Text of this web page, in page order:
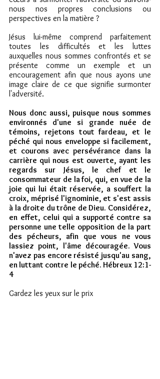
nous nos propres conclusions ou
perspectives en la matière ?
Jésus lui-même comprend parfaitement
toutes les difficultés et les luttes
auxquelles nous sommes confrontés et se
présente comme un exemple et un
encouragement afin que nous ayons une
image claire de ce que signifie surmonter
l'adversité.
Nous donc aussi, puisque nous sommes
environnés d'une si grande nuée de
témoins, rejetons tout fardeau, et le
péché qui nous enveloppe si facilement,
et courons avec persévérance dans la
carrière qui nous est ouverte, ayant les
regards sur Jésus, le chef et le
consommateur de la foi, qui, en vue de la
joie qui lui était réservée, a souffert la
croix, méprisé l'ignominie, et s'est assis
à la droite du trône de Dieu. Considérez,
en effet, celui qui a supporté contre sa
personne une telle opposition de la part
des pécheurs, afin que vous ne vous
lassiez point, l'âme découragée. Vous
n'avez pas encore résisté jusqu'au sang,
en luttant contre le péché. Hébreux 12:1-
4
Gardez les yeux sur le prix